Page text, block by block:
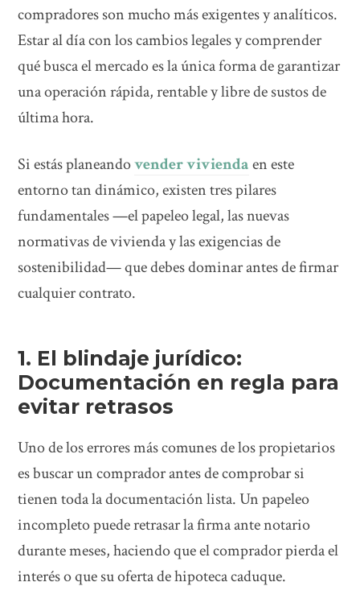
compradores son mucho más exigentes y analíticos.
Estar al día con los cambios legales y comprender
qué busca el mercado es la única forma de garantizar
una operación rápida, rentable y libre de sustos de
última hora.
Si estás planeandovender viviendaen este
entorno tan dinámico, existen tres pilares
fundamentales —el papeleo legal, las nuevas
normativas de vivienda y las exigencias de
sostenibilidad— que debes dominar antes de firmar
cualquier contrato.
1. El blindaje jurídico:
Documentación en regla para
evitar retrasos
Uno de los errores más comunes de los propietarios
es buscar un comprador antes de comprobar si
tienen toda la documentación lista. Un papeleo
incompleto puede retrasar la firma ante notario
durante meses, haciendo que el comprador pierda el
interés o que su oferta de hipoteca caduque.